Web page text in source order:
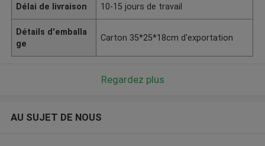
Délai de livraison 10-15 jours de travail
Détails d'emballa
ge
Carton 35*25*18cm d'exportation
Regardez plus
AU SUJET DE NOUS